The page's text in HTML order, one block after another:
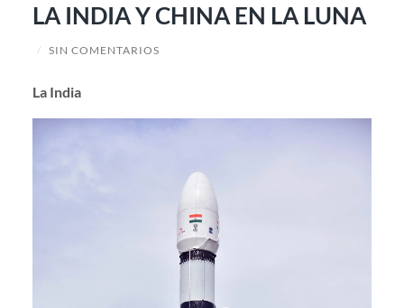
LA INDIA Y CHINA EN LA LUNA
/ SIN COMENTARIOS
La India